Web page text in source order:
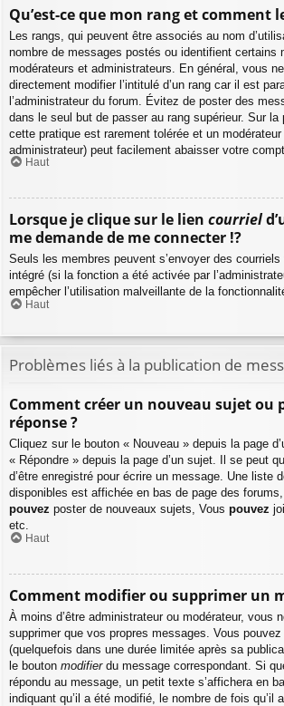
Qu’est-ce que mon rang et comment
Les rangs, qui peuvent être associés au nom
nombre de messages postés ou identifient certains
modérateurs et administrateurs. En général, vous
directement modifier l’intitulé d’un rang car il est
l’administrateur du forum. Évitez de poster des
dans le seul but de passer au rang supérieur. Sur la
cette pratique est rarement tolérée et un modérateur
administrateur) peut facilement abaisser votre
Haut
Lorsque je clique sur le lien courriel
me demande de me connecter !?
Seuls les membres peuvent s’envoyer des
intégré (si la fonction a été activée par
empêcher l’utilisation malveillante de la
Haut
Problèmes liés à la publication de
Comment créer un nouveau sujet ou
réponse ?
Cliquez sur le bouton « Nouveau » depuis la page
« Répondre » depuis la page d’un sujet. Il se peut
d’être enregistré pour écrire un message. Une liste
disponibles est affichée en bas de page des
pouvez poster de nouveaux sujets, Vous pouvez
etc.
Haut
Comment modifier ou supprimer un
À moins d’être administrateur ou modérateur, vous
supprimer que vos propres messages. Vous
(quelquefois dans une durée limitée après sa
le bouton modifierdu message correspondant. Si
répondu au message, un petit texte s’affichera en
indiquant qu’il a été modifié, le nombre de fois qu’il